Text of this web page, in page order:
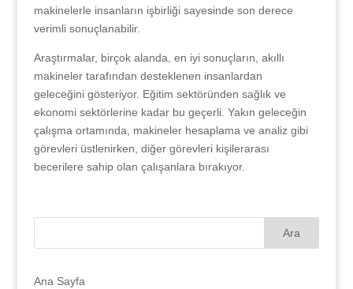
makinelerle insanların işbirliği sayesinde son derece
verimli sonuçlanabilir.
Araştırmalar, birçok alanda, en iyi sonuçların, akıllı
makineler tarafından desteklenen insanlardan
geleceğini gösteriyor. Eğitim sektöründen sağlık ve
ekonomi sektörlerine kadar bu geçerli. Yakın geleceğin
çalışma ortamında, makineler hesaplama ve analiz gibi
görevleri üstlenirken, diğer görevleri kişilerarası
becerilere sahip olan çalışanlara bırakıyor.
Ana Sayfa